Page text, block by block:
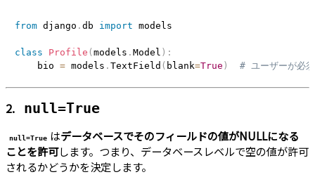
from django . db import models
class Profile ( models . Model ) :
    bio
= models . TextField ( blank=True ) # ユーザーが必
2. null=True
null=True はデータベースでそのフィールドの値がNULLになる
ことを許可します。つまり、データベースレベルで空の値が許可
されるかどうかを決定します。